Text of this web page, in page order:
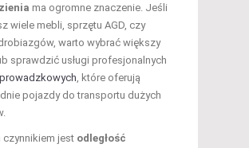
ma ogromne znaczenie. Jeśli
wiele mebli, sprzętu AGD, czy
warto wybrać większy
sprawdzić usługi profesjonalnych
, które oferują
pojazdy do transportu dużych
czynnikiem jest odległość